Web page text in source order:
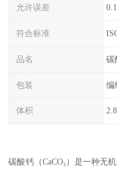
允许误差
符合标准
品名 碳
包装 编
体积 2.8
碳酸钙（CaCO₃）是一种无